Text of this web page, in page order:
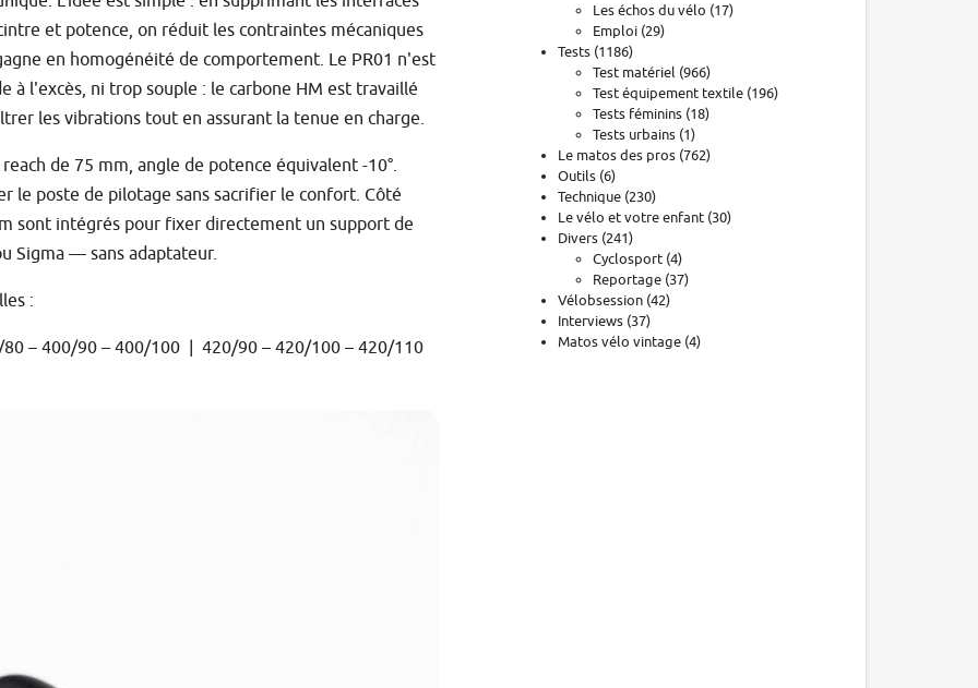
et potence, on réduit les contraintes mécaniques
en homogénéité de comportement. Le PR01 n'est
à l'excès, ni trop souple : le carbone HM est travaillé
les vibrations tout en assurant la tenue en charge.
de 75 mm, angle de potence équivalent -10°.
le poste de pilotage sans sacrifier le confort. Côté
sont intégrés pour fixer directement un support de
Sigma — sans adaptateur.
:
– 400/90 – 400/100 | 420/90 – 420/100 – 420/110
Les échos du vélo (17)
Emploi (29)
Tests (1186)
Test matériel (966)
Test équipement textile (196)
Tests féminins (18)
Tests urbains (1)
Le matos des pros (762)
Outils (6)
Technique (230)
Le vélo et votre enfant (30)
Divers (241)
Cyclosport (4)
Reportage (37)
Vélobsession (42)
Interviews (37)
Matos vélo vintage (4)